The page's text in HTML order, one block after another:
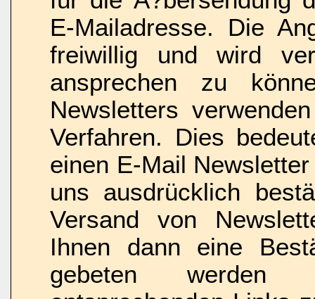
E-Mailadresse. Die
freiwillig und wird
ansprechen zu
Newsletters
Verfahren. Dies
einen E-Mail
uns ausdrücklich
Versand von
Ihnen dann eine
gebeten werden